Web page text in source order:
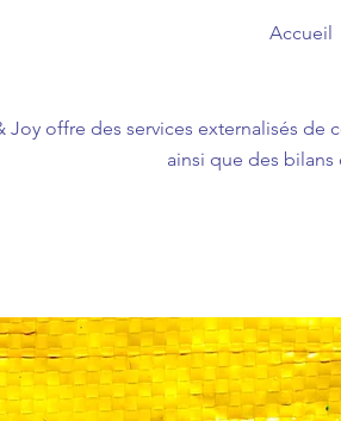
Accueil
Joy offre des services externalisés
ainsi que des